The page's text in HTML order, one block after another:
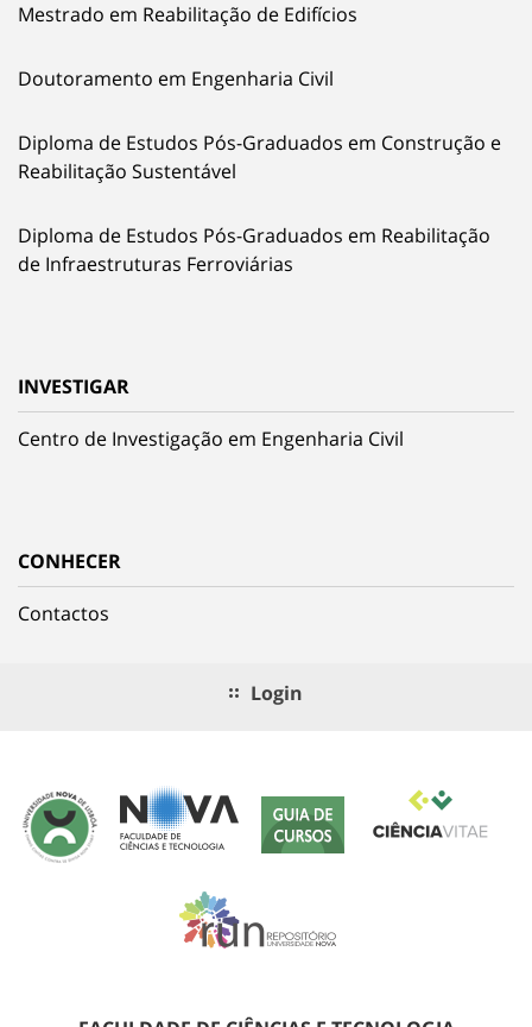
Mestrado em Reabilitação de Edifícios
Doutoramento em Engenharia Civil
Diploma de Estudos Pós-Graduados em Construção e
Reabilitação Sustentável
Diploma de Estudos Pós-Graduados em Reabilitação
de Infraestruturas Ferroviárias
INVESTIGAR
Centro de Investigação em Engenharia Civil
CONHECER
Contactos
Login